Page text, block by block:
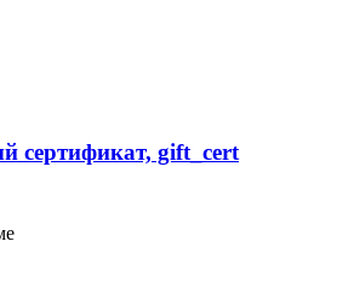
сертификат, gift_cert